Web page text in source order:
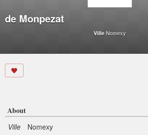
de Monpezat
Ville Nomexy
About
Ville Nomexy